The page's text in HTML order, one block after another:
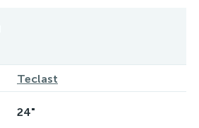
Teclast
24"